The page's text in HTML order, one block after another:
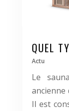
QUEL
Actu
Le
ancienne
Il est